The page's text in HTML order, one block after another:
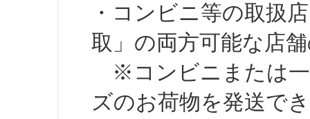
・コンビニ等の取扱
取」の両方可能な店
※コンビニまたは一
ズのお荷物を発送で